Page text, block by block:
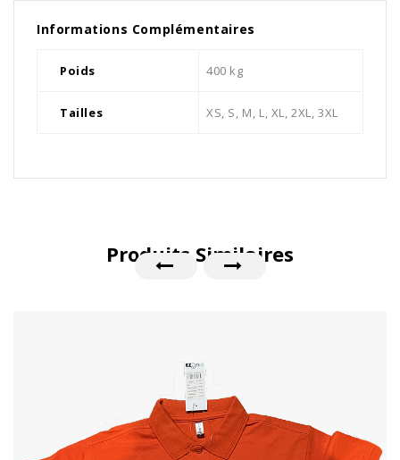
Informations Complémentaires
Poids 400 kg
Tailles XS, S, M, L, XL, 2XL, 3XL
Produits Similaires